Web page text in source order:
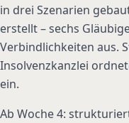
in drei Szenarien
erstellt – sechs
Verbindlichkeiten aus.
Insolvenzkanzlei
ein.
Ab Woche 4: